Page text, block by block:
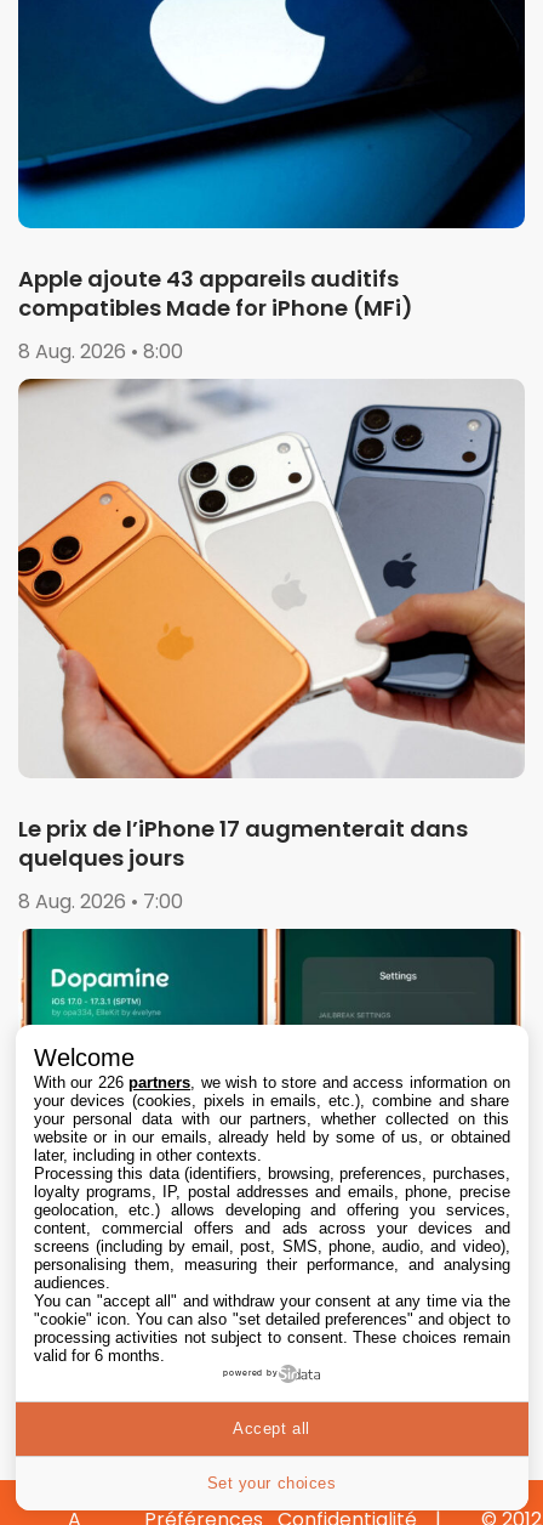
Apple ajoute 43 appareils auditifs
compatibles Made for iPhone (MFi)
8 Aug. 2026 • 8:00
Le prix de l’iPhone 17 augmenterait dans
quelques jours
8 Aug. 2026 • 7:00
Dopamine 3, le jailbreak pour iOS 26 sur
iPhone, est disponible
7 Aug. 2026 • 22:44
Welcome
With our 226partners , we wish to store and access information on
your devices (cookies, pixels in emails, etc.), combine and share
your personal data with our partners, whether collected on this
website or in our emails, already held by some of us, or obtained
later, including in other contexts.
Processing this data (identifiers, browsing, preferences, purchases,
loyalty programs, IP, postal addresses and emails, phone, precise
geolocation, etc.) allows developing and offering you services,
content, commercial offers and ads across your devices and
screens (including by email, post, SMS, phone, audio, and video),
personalising them, measuring their performance, and analysing
audiences.
You can "accept all" and withdraw your consent at any time via the
"cookie" icon. You can also "set detailed preferences" and object to
processing activities not subject to consent. These choices remain
valid for 6 months.
powered by
Set your choices
Accept all